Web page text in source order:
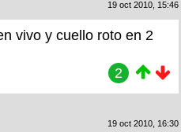
19 oct 2010, 15:46
vivo y cuello roto en 2
2
19 oct 2010, 16:30